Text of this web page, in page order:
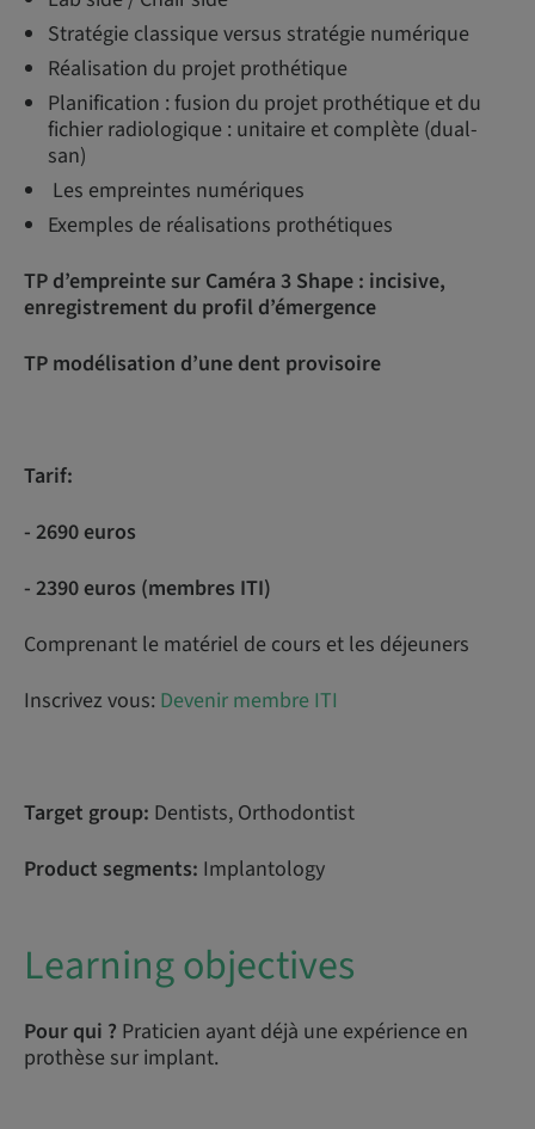
Stratégie classique versus stratégie numérique
Réalisation du projet prothétique
Planification : fusion du projet prothétique et du
fichier radiologique : unitaire et complète (dual-
san)
Les empreintes numériques
Exemples de réalisations prothétiques
TP d’empreinte sur Caméra 3 Shape : incisive,
enregistrement du profil d’émergence
TP modélisation d’une dent provisoire
Tarif:
- 2690 euros
- 2390 euros (membres ITI)
Comprenant le matériel de cours et les déjeuners
Inscrivez vous: Devenir membre ITI
Target group: Dentists, Orthodontist
Product segments: Implantology
Learning objectives
Pour qui ? Praticien ayant déjà une expérience en
prothèse sur implant.